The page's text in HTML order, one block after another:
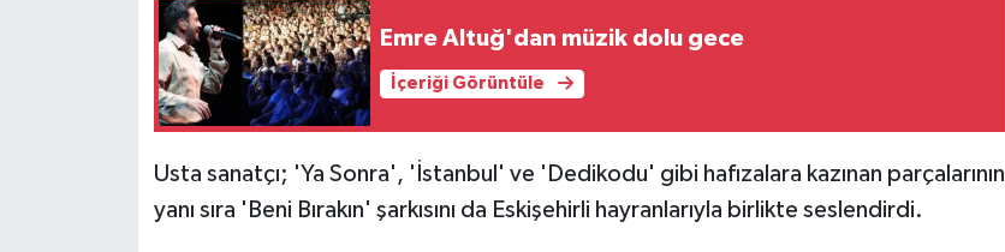
Emre Altuğ'dan müzik dolu gece
İçeriği Görüntüle
Usta sanatçı; 'Ya Sonra', 'İstanbul' ve 'Dedikodu' gibi hafızalara kazınan parçalarının
yanı sıra 'Beni Bırakın' şarkısını da Eskişehirli hayranlarıyla birlikte seslendirdi.